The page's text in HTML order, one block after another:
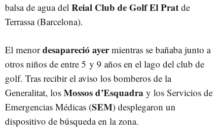
balsa de agua del Reial Club de Golf El Prat de
Terrassa (Barcelona).
El menordesapareció ayermientras se bañaba junto a
otros niños de entre 5 y 9 años en el lago del club de
golf. Tras recibir el aviso los bomberos de la
Generalitat, los Mossos d’Esquadra y los Servicios de
Emergencias Médicas (SEM) desplegaron un
dispositivo de búsqueda en la zona.